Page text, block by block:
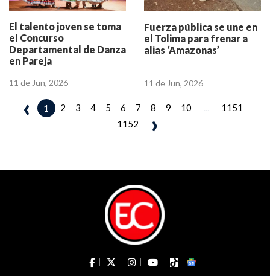
El talento joven se toma
el Concurso
Departamental de Danza
en Pareja
11 de Jun, 2026
Fuerza pública se une en
el Tolima para frenar a
alias ‘Amazonas’
11 de Jun, 2026
‹ 1 2 3 4 5 6 7 8 9 10
1151
1152
›